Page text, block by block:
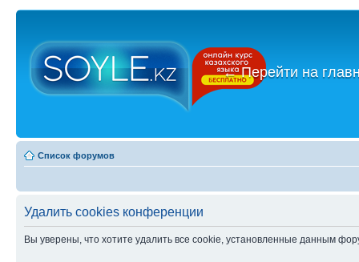
←Перейти на
Список форумов
Удалить cookies конференции
Вы уверены, что хотите удалить все cookie, установленные данным